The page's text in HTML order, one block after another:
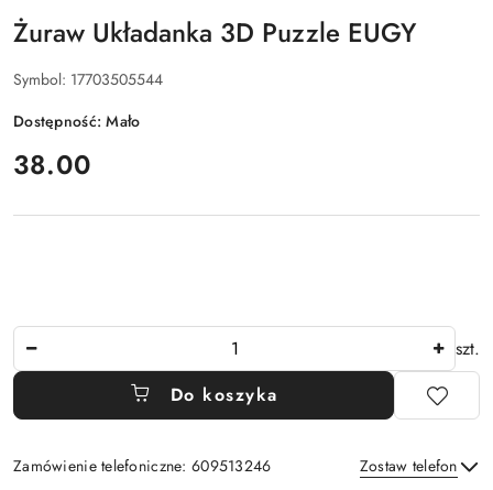
Żuraw Układanka 3D Puzzle EUGY
Symbol: 17703505544
Dostępność:Mało
cena:
38.00
szt.
Do koszyka
Zamówienie telefoniczne: 609513246 Zostaw telefon